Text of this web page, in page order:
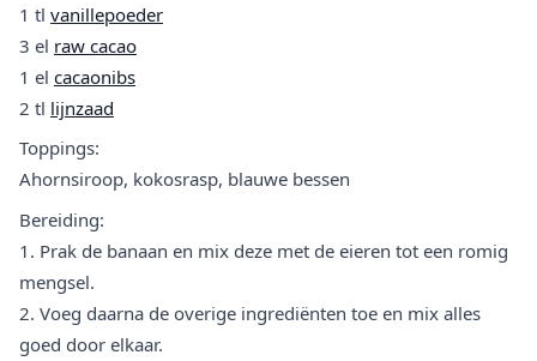
1 tl vanillepoeder
3 el raw cacao
1 el cacaonibs
2 tl lijnzaad
Toppings:
Ahornsiroop, kokosrasp, blauwe bessen
Bereiding:
1. Prak de banaan en mix deze met de eieren tot een romig
mengsel.
2. Voeg daarna de overige ingrediënten toe en mix alles
goed door elkaar.